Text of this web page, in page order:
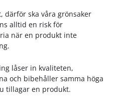
därför ska våra grönsaker
alltid en risk för
när en produkt inte
låser in kvaliteten,
och bibehåller samma höga
tillagar en produkt.